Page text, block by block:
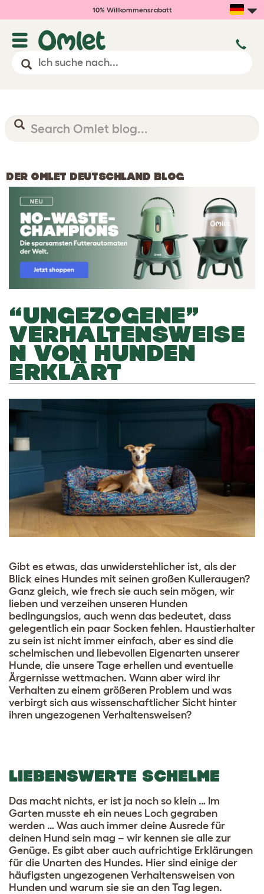
10% Willkommensrabatt
DER OMLET DEUTSCHLAND BLOG
“UNGEZOGENE”
VERHALTENSWEISE
N VON HUNDEN
ERKLÄRT
Gibt es etwas, das unwiderstehlicher ist, als der
Blick eines Hundes mit seinen großen Kulleraugen?
Ganz gleich, wie frech sie auch sein mögen, wir
lieben und verzeihen unseren Hunden
bedingungslos, auch wenn das bedeutet, dass
gelegentlich ein paar Socken fehlen. Haustierhalter
zu sein ist nicht immer einfach, aber es sind die
schelmischen und liebevollen Eigenarten unserer
Hunde, die unsere Tage erhellen und eventuelle
Ärgernisse wettmachen. Wann aber wird ihr
Verhalten zu einem größeren Problem und was
verbirgt sich aus wissenschaftlicher Sicht hinter
ihren ungezogenen Verhaltensweisen?
LIEBENSWERTE SCHELME
Das macht nichts, er ist ja noch so klein … Im
Garten musste eh ein neues Loch gegraben
werden … Was auch immer deine Ausrede für
deinen Hund sein mag – wir kennen sie alle zur
Genüge. Es gibt aber auch aufrichtige Erklärungen
für die Unarten des Hundes. Hier sind einige der
häufigsten ungezogenen Verhaltensweisen von
Hunden und warum sie sie an den Tag legen.